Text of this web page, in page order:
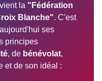
la "Fédération
Blanche". C'est
ses
principes
, de bénévolat,
et de son idéal :